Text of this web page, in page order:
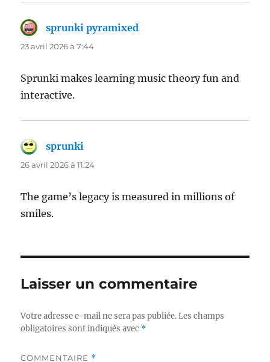
sprunki pyramixed
23 avril 2026 à 7:44
Sprunki makes learning music theory fun and
interactive.
sprunki
26 avril 2026 à 11:24
The game’s legacy is measured in millions of
smiles.
Laisser un commentaire
Votre adresse e-mail ne sera pas publiée. Les champs
obligatoires sont indiqués avec *
COMMENTAIRE *